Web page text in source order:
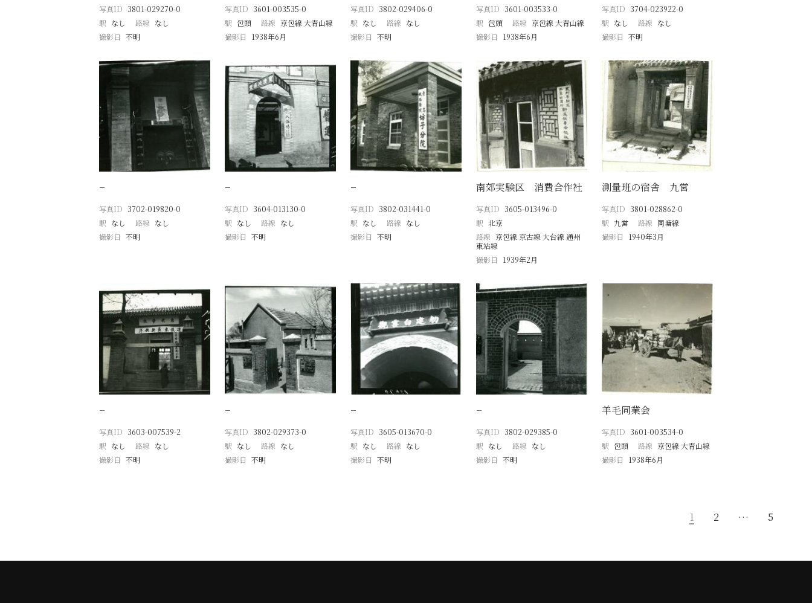
写真ID 3801-029270-0
駅 なし 路線 なし
撮影日 不明
写真ID 3601-003535-0
駅 包頭 路線 京包線 大青山線
撮影日
1938年6月
写真ID 3802-029406-0
駅 なし 路線 なし
撮影日 不明
写真ID 3601-003533-0
駅 包頭 路線 京包線 大青山線
撮影日
1938年6月
写真ID 3704-023922-0
駅 なし 路線 なし
撮影日 不明
−
写真ID 3702-019820-0
駅 なし 路線 なし
撮影日 不明
−
写真ID 3604-013130-0
駅 なし 路線 なし
撮影日 不明
−
写真ID 3802-031441-0
駅 なし 路線 なし
撮影日 不明
南郊実験区 消費合作社
写真ID 3605-013496-0
駅 北京
路線 京包線 京古線 大台線 通州
東站線
撮影日
1939年2月
測量班の宿舎 九営
写真ID 3801-028862-0
駅 九営 路線 同塘線
撮影日
1940年3月
−
写真ID 3603-007539-2
駅 なし 路線 なし
撮影日 不明
−
写真ID 3802-029373-0
駅 なし 路線 なし
撮影日 不明
−
写真ID 3605-013670-0
駅 なし 路線 なし
撮影日 不明
−
写真ID 3802-029385-0
駅 なし 路線 なし
撮影日 不明
羊毛同業会
写真ID 3601-003534-0
駅 包頭 路線 京包線 大青山線
撮影日
1938年6月
1 2 … 5